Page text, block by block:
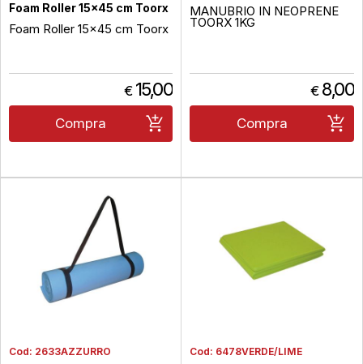
Foam Roller 15x45 cm Toorx
Foam Roller 15x45 cm Toorx
€ 15,00
Compra
MANUBRIO IN NEOPRENE
TOORX 1KG
€ 8,00
Compra
Cod: 2633AZZURRO Cod: 6478VERDE/LIME